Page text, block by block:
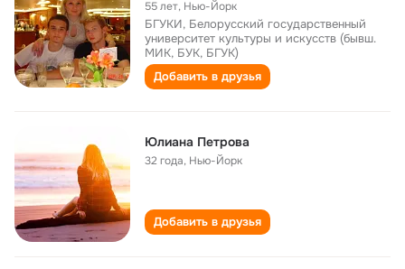
55 лет, Нью-Йорк
БГУКИ, Белорусский государственный
университет культуры и искусств (бывш.
МИК, БУК, БГУК)
Добавить в друзья
Юлиана Петрова
32 года, Нью-Йорк
Добавить в друзья